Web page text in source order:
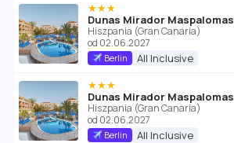
★★★
Dunas Mirador Maspalomas
Hiszpania (Gran Canaria)
od 02.06.2027
Berlin All Inclusive
★★★
Dunas Mirador Maspalomas
Hiszpania (Gran Canaria)
od 02.06.2027
Berlin All Inclusive